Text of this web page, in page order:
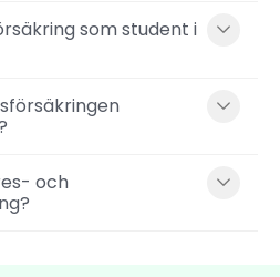
som student i
och